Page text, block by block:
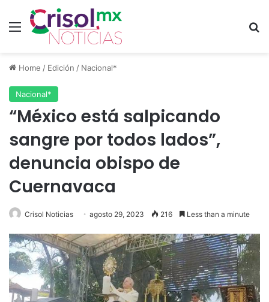
Menu
Home / Edición / Nacional*
Nacional*
“México está salpicando
sangre por todos lados”,
denuncia obispo de
Cuernavaca
Crisol Noticias agosto 29, 2023 216 Less than a minute